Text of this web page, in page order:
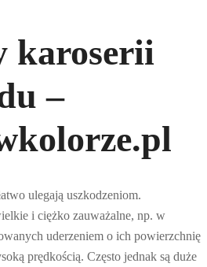
karoserii
–
ulegają uszkodzeniom.
i ciężko zauważalne, np. w
uderzeniem o ich powierzchnię
prędkością. Często jednak są duże